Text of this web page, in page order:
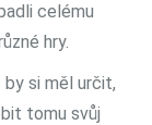
celému
hry.
si měl určit,
tomu svůj